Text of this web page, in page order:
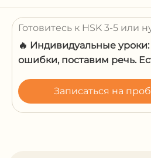
Готовитесь к HSK 3-5 или
🔥 Индивидуальные
ошибки, поставим речь.
Записаться на